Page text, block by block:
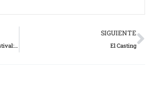
SIGUIENTE
El Casting